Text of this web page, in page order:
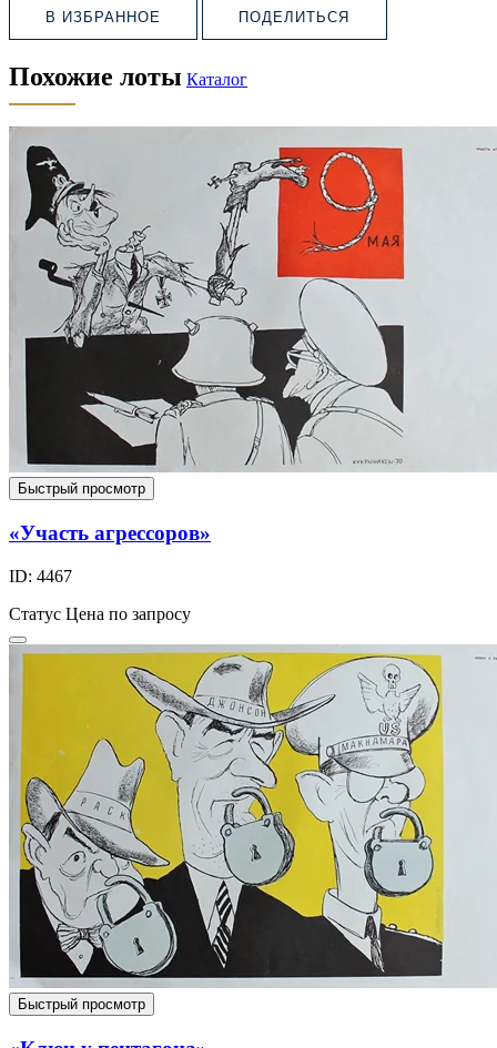
В ИЗБРАННОЕ ПОДЕЛИТЬСЯ
Похожие лоты Каталог
Быстрый просмотр
«Участь агрессоров»
ID: 4467
Статус Цена по запросу
Быстрый просмотр